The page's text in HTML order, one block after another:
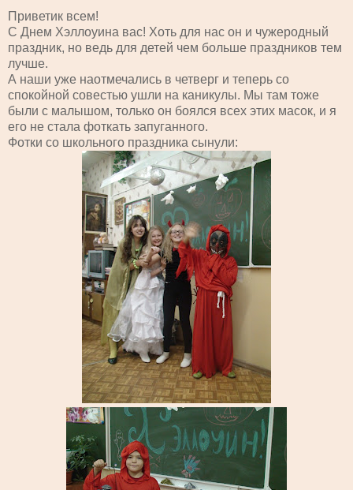
Приветик всем!
С Днем Хэллоуина вас! Хоть для нас он и чужеродный
праздник, но ведь для детей чем больше праздников тем
лучше.
А наши уже наотмечались в четверг и теперь со
спокойной совестью ушли на каникулы. Мы там тоже
были с малышом, только он боялся всех этих масок, и я
его не стала фоткать запуганного.
Фотки со школьного праздника сынули: